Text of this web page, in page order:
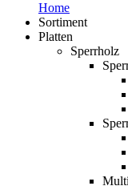
Home
Sortiment
Platten
Sperrholz